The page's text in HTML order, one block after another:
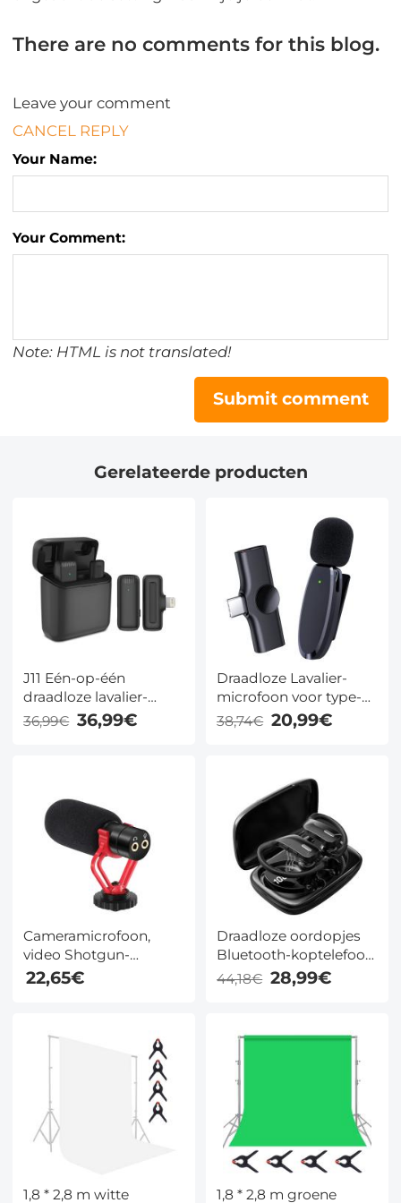
There are no comments for this blog.
Leave your comment
CANCEL REPLY
Your Name:
Your Comment:
Note: HTML is not translated!
Submit comment
Gerelateerde producten
J11 Eén-op-één
draadloze lavalier-
microfoon voor iPhone
en iPad, met
Facebook live-
uitzending, Tiktok,
Vlog, interview, 2.4G
radioruisonderdrukking
36,99€ 36,99€
Draadloze Lavalier-
microfoon voor type-c,
mini draadloze
microfoon voor
38,74€ 20,99€
Cameramicrofoon,
video Shotgun-
microfoon
22,65€
Draadloze oordopjes
Bluetooth-koptelefoon
TWS waterdicht met
44,18€ 28,99€
1,8 * 2,8 m witte
1,8 * 2,8 m groene